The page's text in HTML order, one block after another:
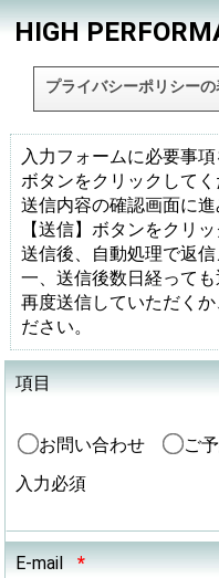
HIGH
プライバシーポリシー
入力フォームに必要事
ボタンをクリックしてく
送信内容の確認画面に
【送信】ボタンをクリ
送信後、自動処理で返
一、送信後数日経っても
再度送信していただく
ださい。
項目
お問い合わせ ご
入力必須
E-mail *